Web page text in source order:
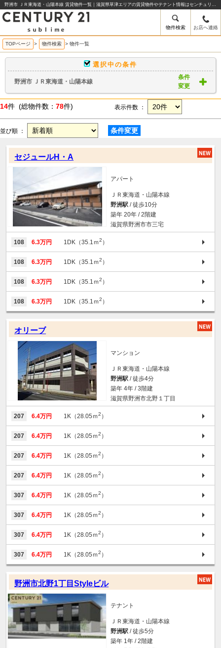
野洲市 ＪＲ東海道・山陽本線 賃貸物件一覧｜滋賀県草津エリアの賃貸物件やテナント情報はセンチュリー21sublime
物件検索 お店へ連絡
TOPページ > 物件検索 > 物件一覧
選択中の条件
野洲市 ＪＲ東海道・山陽本線
条件
変更
14件 (総物件数： 78件) 表示件数 ：
並び順 ： 条件変更
セジュールH・A
アパート
ＪＲ東海道・山陽本線
野洲駅 / 徒歩10分
築年 20年 / 2階建
滋賀県野洲市市三宅
108 6.3万円 1DK（35.1ｍ2 ）
108 6.3万円 1DK（35.1ｍ2 ）
108 6.3万円 1DK（35.1ｍ2 ）
108 6.3万円 1DK（35.1ｍ2 ）
オリーブ
マンション
ＪＲ東海道・山陽本線
野洲駅 / 徒歩4分
築年 4年 / 3階建
滋賀県野洲市北野１丁目
207 6.4万円 1K（28.05ｍ2 ）
207 6.4万円 1K（28.05ｍ2 ）
207 6.4万円 1K（28.05ｍ2 ）
207 6.4万円 1K（28.05ｍ2 ）
307 6.4万円 1K（28.05ｍ2 ）
307 6.4万円 1K（28.05ｍ2 ）
307 6.4万円 1K（28.05ｍ2 ）
307 6.4万円 1K（28.05ｍ2 ）
野洲市北野1丁目Styleビル
テナント
ＪＲ東海道・山陽本線
野洲駅 / 徒歩5分
築年 1年 / 2階建